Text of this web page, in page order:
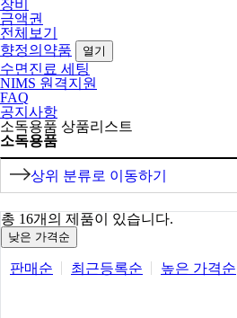
장비
금액권
전체보기
향정의약품
열기
수면진료 세팅
NIMS 원격지원
FAQ
공지사항
소독용품 상품리스트
소독용품
상위 분류로 이동하기
총 16개의 제품이 있습니다.
낮은 가격순
판매순 최근등록순 높은 가격순